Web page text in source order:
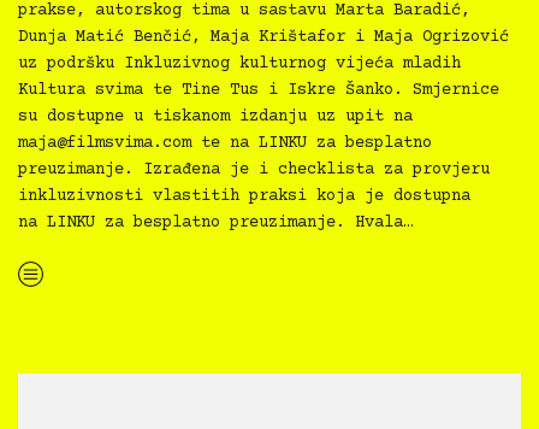
prakse, autorskog tima u sastavu Marta Baradić,
Dunja Matić Benčić, Maja Krištafor i Maja Ogrizović
uz podršku Inkluzivnog kulturnog vijeća mladih
Kultura svima te Tine Tus i Iskre Šanko. Smjernice
su dostupne u tiskanom izdanju uz upit na
maja@filmsvima.comte na LINKU za besplatno
preuzimanje. Izrađena je i checklista za provjeru
inkluzivnosti vlastitih praksi koja je dostupna
na LINKU za besplatno preuzimanje. Hvala…
“Kultura svima — Smjernice za inkluzivne kulturne prakse”